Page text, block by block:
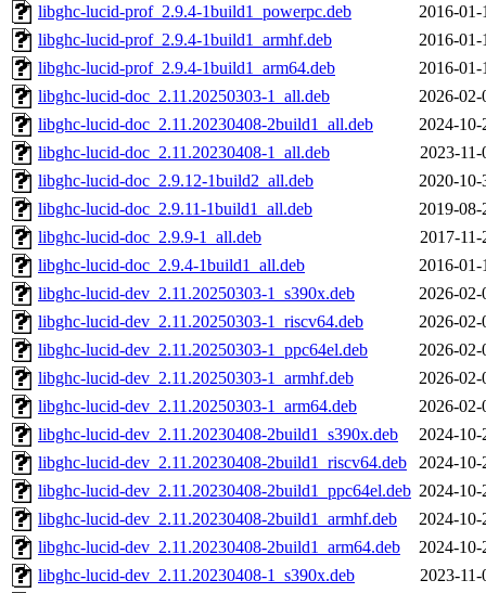
libghc-lucid-prof_2.9.4-1build1_powerpc.deb
2016-01-
libghc-lucid-prof_2.9.4-1build1_armhf.deb
2016-01-
libghc-lucid-prof_2.9.4-1build1_arm64.deb
2016-01-
libghc-lucid-doc_2.11.20250303-1_all.deb
2026-02-
libghc-lucid-doc_2.11.20230408-2build1_all.deb
2024-10-
libghc-lucid-doc_2.11.20230408-1_all.deb
2023-
libghc-lucid-doc_2.9.12-1build2_all.deb
2020-10-
libghc-lucid-doc_2.9.11-1build1_all.deb
2019-08-
libghc-lucid-doc_2.9.9-1_all.deb
2017-
libghc-lucid-doc_2.9.4-1build1_all.deb
2016-01-
libghc-lucid-dev_2.11.20250303-1_s390x.deb
2026-02-
libghc-lucid-dev_2.11.20250303-1_riscv64.deb
2026-02-
libghc-lucid-dev_2.11.20250303-1_ppc64el.deb
2026-02-
libghc-lucid-dev_2.11.20250303-1_armhf.deb
2026-02-
libghc-lucid-dev_2.11.20250303-1_arm64.deb
2026-02-
libghc-lucid-dev_2.11.20230408-2build1_s390x.deb
2024-10-
libghc-lucid-dev_2.11.20230408-2build1_riscv64.deb
2024-10-
libghc-lucid-dev_2.11.20230408-2build1_ppc64el.deb 2024-10-
libghc-lucid-dev_2.11.20230408-2build1_armhf.deb
2024-10-
libghc-lucid-dev_2.11.20230408-2build1_arm64.deb
2024-10-
libghc-lucid-dev_2.11.20230408-1_s390x.deb
2023-